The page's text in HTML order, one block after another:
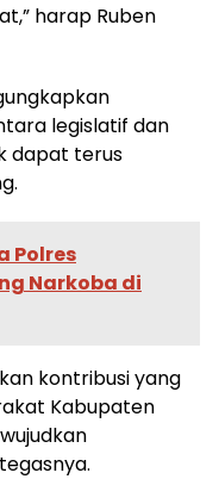
harap Ruben
legislatif dan
dapat terus
Polres
Narkoba di
kontribusi yang
Kabupaten